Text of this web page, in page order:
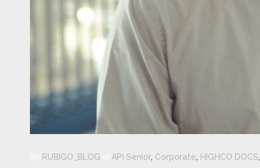
RUBIGO_BLOG API Sénior, Corporate, HIGHCO DOCS,